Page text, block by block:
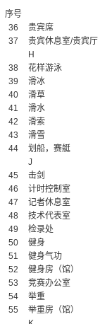
序号
36
贵宾席
37
贵宾休息室/贵宾厅
H
38
花样游泳
39
滑冰
40
滑草
41
滑水
42
滑索
43
滑雪
44
划船，赛艇
J
45
击剑
46
计时控制室
47
记者休息室
48
技术代表室
49
检录处
50
健身
51
健身气功
52
健身房（馆）
53
竞赛办公室
54
举重
55
举重房（馆）